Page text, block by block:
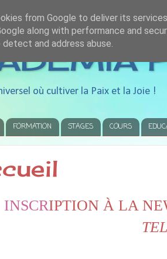
où cultiver la Paix et la Joie !
FORMATION STAGES COURS
INSCRIPTION À LA
from Google to deliver its
along with performance and
and address abuse.